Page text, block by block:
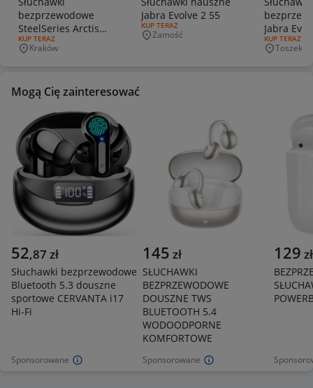
bezprzewodowe
SteelSeries Arctis
Nova 7 Wireless (Gen
2)
RODZAJ OFERTY:
KUP TERAZ
Miejscowość
Kraków
Jabra Evolve 2 55
RODZAJ OFERTY:
KUP TERAZ
Miejscowość
Zamość
Jabra
USB-C –
RODZAJ
KUP TERAZ
Toszek
Mogą Cię zainteresować
Sponsorowane
52,87 zł
Słuchawki bezprzewodowe
Bluetooth 5.3 douszne
sportowe CERVANTA i17
Hi-Fi
Sponsorowane
145 zł
SŁUCHAWKI
BEZPRZEWODOWE
DOUSZNE TWS
BLUETOOTH 5.4
WODOODPORNE
KOMFORTOWE
129 zł